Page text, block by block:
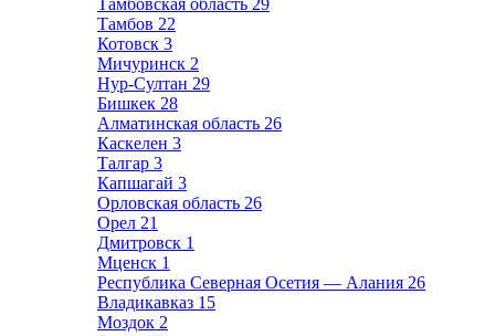
Тамбовская область 29
Тамбов 22
Котовск 3
Мичуринск 2
Нур-Султан 29
Бишкек 28
Алматинская область 26
Каскелен 3
Талгар 3
Капшагай 3
Орловская область 26
Орел 21
Дмитровск 1
Мценск 1
Республика Северная Осетия — Алания 26
Владикавказ 15
Моздок 2